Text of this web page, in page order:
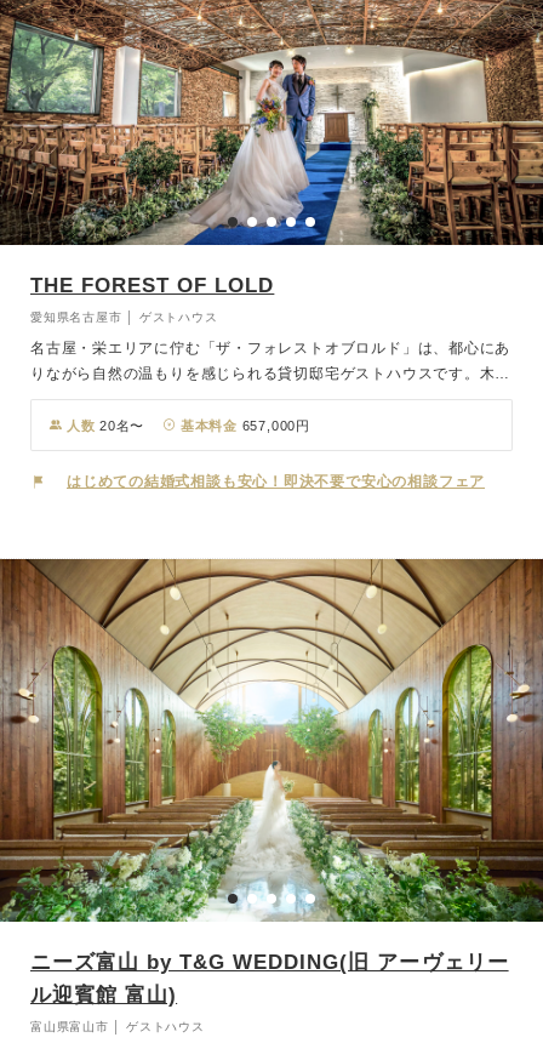
THE FOREST OF LOLD
愛知県名古屋市 │ ゲストハウス
名古屋・栄エリアに佇む「ザ・フォレストオブロルド」は、都心にあ
りながら自然の温もりを感じられる貸切邸宅ゲストハウスです。木の
香りと緑に包まれたチャペルは、光がやさしく差し込み、森の中にい
るようなぬくもりに満ちています。館内は北欧デザインを基調にした
スタイリッシュな空間で、待合スペースやパーティ会場、ガーデン付
きチャペルまでフロアごとに趣向を凝らした造りをすべて貸切に。お
きな魅力。邸宅だからこそ感じられる、非日常とくつろぎが調和した
ひとときが、おふたりとゲストにかけがえのない思い出を紡ぎます。
人数 20名〜 基本料金 657,000円
はじめての結婚式相談も安心！即決不要で安心の相談フェア
ニーズ富山 by T&G WEDDING(旧 アーヴェリー
ル迎賓館 富山)
富山県富山市 │ ゲストハウス